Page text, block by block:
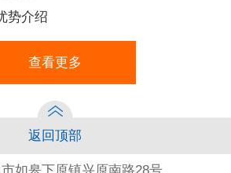
势介绍
查看更多
返回顶部
如皋下原镇兴原南路28号